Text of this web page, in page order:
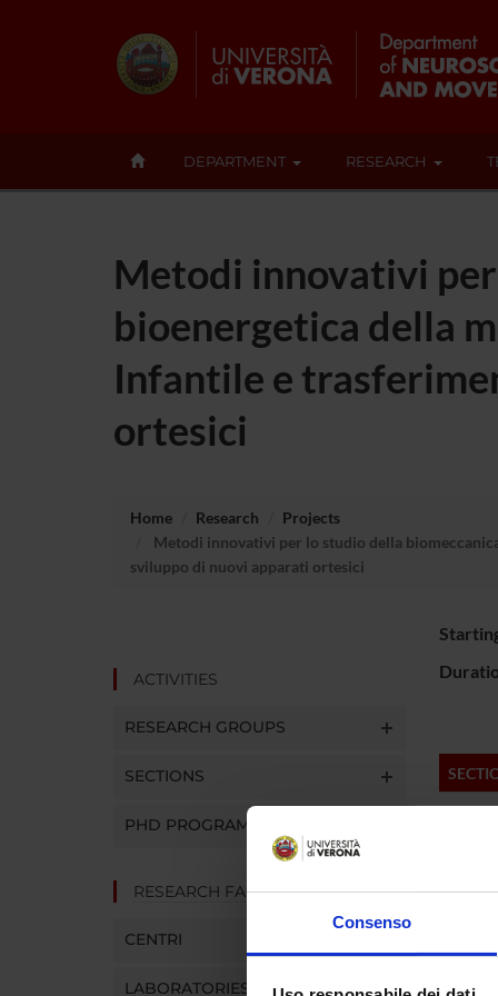
Consenso
DEPARTMENT RESEARCH
Metodi innovativi
bioenergetica della
Infantile e
ortesici
Home Research
Projects
Metodi innovativi per lo studio della
sviluppo di nuovi apparati ortesici
ACTIVITIES
RESEARCH GROUPS
SECTIONS
PHD PROGRAMMES
RESEARCH FACILITIES
CENTRI
LABORATORIES AND